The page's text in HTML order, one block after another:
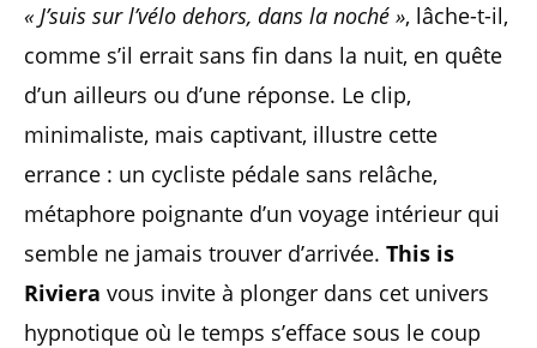
« J’suis sur l’vélo dehors, dans la noché », lâche-t-il,
comme s’il errait sans fin dans la nuit, en quête
d’un ailleurs ou d’une réponse. Le clip,
minimaliste, mais captivant, illustre cette
errance : un cycliste pédale sans relâche,
métaphore poignante d’un voyage intérieur qui
semble ne jamais trouver d’arrivée. This is
Riviera vous invite à plonger dans cet univers
hypnotique où le temps s’efface sous le coup